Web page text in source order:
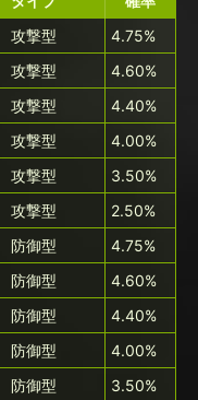
攻撃型
4.75%
攻撃型
4.60%
攻撃型
4.40%
攻撃型
4.00%
攻撃型
3.50%
攻撃型
2.50%
防御型
4.75%
防御型
4.60%
防御型
4.40%
防御型
4.00%
防御型
3.50%